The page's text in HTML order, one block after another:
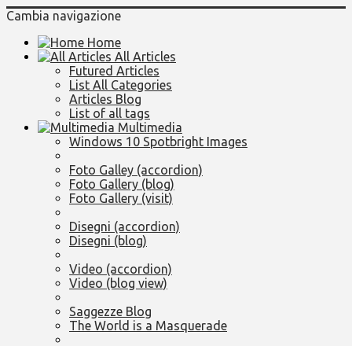
Cambia navigazione
Home
All Articles
Futured Articles
List All Categories
Articles Blog
List of all tags
Multimedia
Windows 10 Spotbright Images
Foto Galley (accordion)
Foto Gallery (blog)
Foto Gallery (visit)
Disegni (accordion)
Disegni (blog)
Video (accordion)
Video (blog view)
Saggezze Blog
The World is a Masquerade